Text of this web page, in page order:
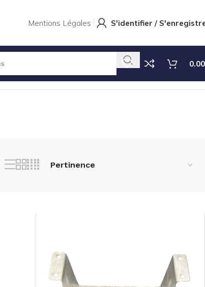
Mentions Légales S'identifier /
0.00
Affichage de 1–18 sur 441 résultats